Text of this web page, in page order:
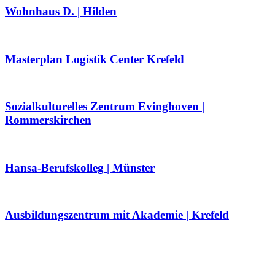
Wohnhaus D. | Hilden
Masterplan Logistik Center Krefeld
Sozialkulturelles Zentrum Evinghoven |
Rommerskirchen
Hansa-Berufskolleg | Münster
Ausbildungszentrum mit Akademie | Krefeld